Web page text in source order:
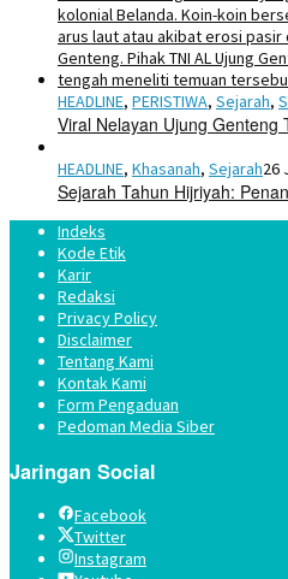
HEADLINE, PERISTIWA, Sejarah,
Viral Nelayan Ujung
HEADLINE, Khasanah, Sejarah26
Sejarah Tahun Hijriyah:
Indeks
Kode Etik
Karir
Redaksi
Privacy Policy
Disclaimer
Tentang Kami
Kontak Kami
Form Pengaduan
Pedoman Media Siber
Jaringan Social
Facebook
Twitter
Instagram